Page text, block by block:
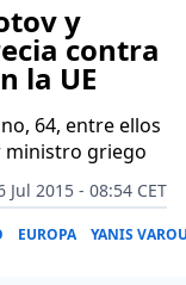
y
contra
la UE
64, entre ellos
ministro griego
Jul 2015 - 08:54 CET
EUROPA YANIS